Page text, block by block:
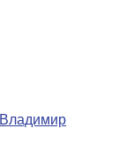
Владимир